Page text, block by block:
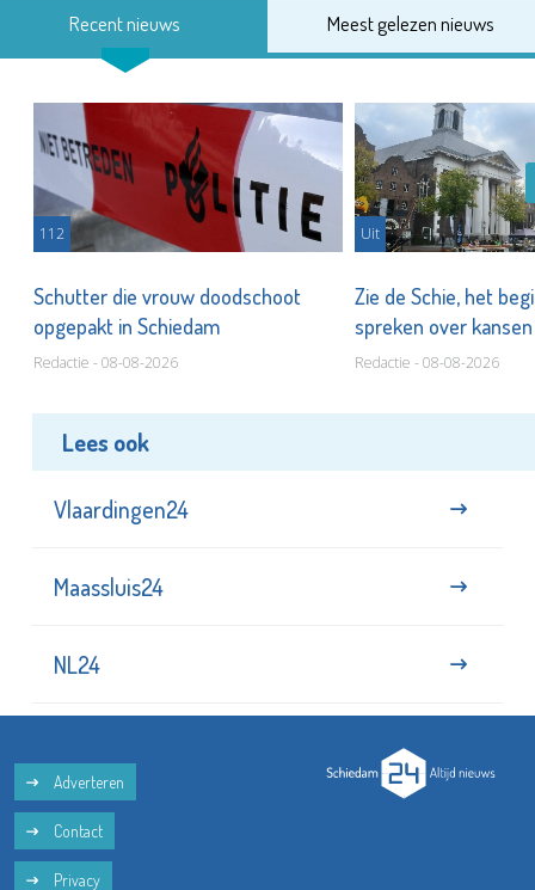
Recent nieuws Meest gelezen nieuws
112
Schutter die vrouw doodschoot
opgepakt in Schiedam
Redactie - 08-08-2026
Uit
Zie de Schie, het
spreken over
Redactie - 08-08-2026
Lees ook
Vlaardingen24
Maassluis24
NL24
Adverteren
Contact
Privacy